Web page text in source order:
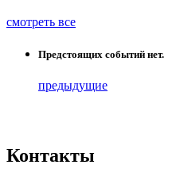
смотреть все
Предстоящих событий нет.
предыдущие
Контакты